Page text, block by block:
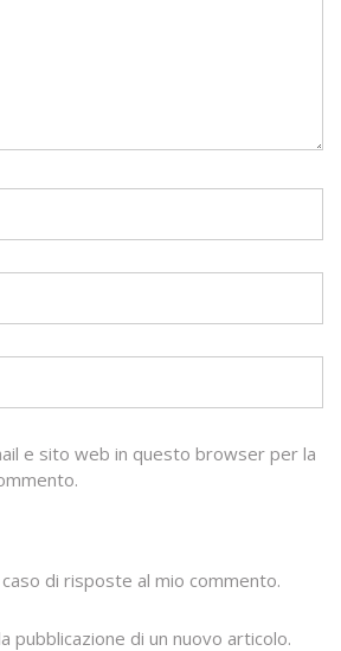
e sito web in questo browser per la
di risposte al mio commento.
pubblicazione di un nuovo articolo.